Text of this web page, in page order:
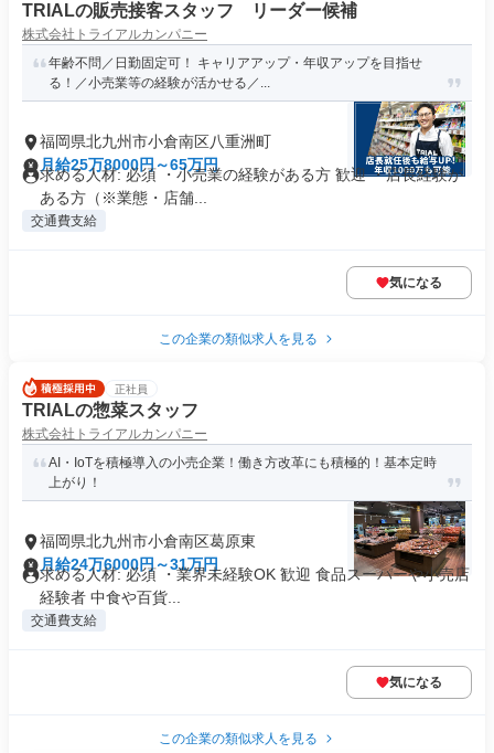
TRIALの販売接客スタッフ リーダー候補
株式会社トライアルカンパニー
年齢不問／日勤固定可！ キャリアアップ・年収アップを目指せ
る！／小売業等の経験が活かせる／...
福岡県北九州市小倉南区八重洲町
月給25万8000円～65万円
求める人材: 必須 ・小売業の経験がある方 歓迎 ・店長経験が
ある方（※業態・店舗...
交通費支給
気になる
この企業の類似求人を見る
正社員
TRIALの惣菜スタッフ
株式会社トライアルカンパニー
AI・IoTを積極導入の小売企業！働き方改革にも積極的！基本定時
上がり！
福岡県北九州市小倉南区葛原東
月給24万6000円～31万円
求める人材: 必須 ・業界未経験OK 歓迎 食品スーパーや小売店
経験者 中食や百貨...
交通費支給
気になる
この企業の類似求人を見る